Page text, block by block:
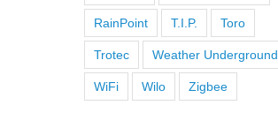
RainPoint T.I.P. Toro
Trotec Weather Underground
WiFi Wilo Zigbee